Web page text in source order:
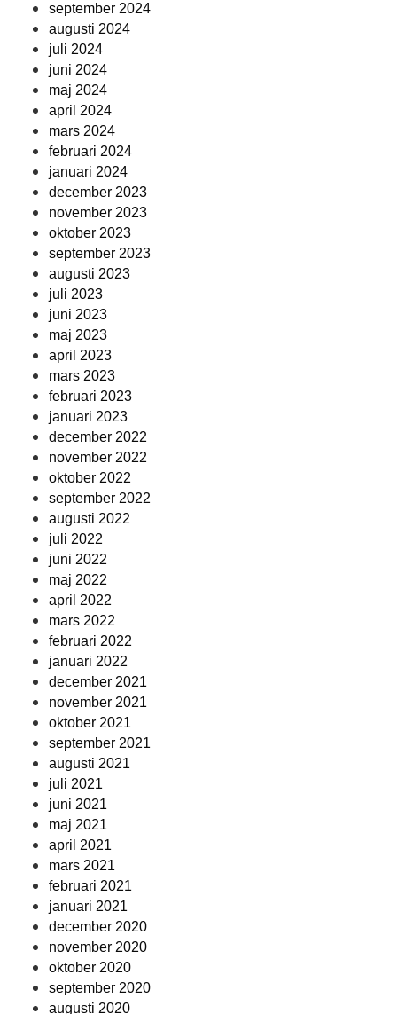
september 2024
augusti 2024
juli 2024
juni 2024
maj 2024
april 2024
mars 2024
februari 2024
januari 2024
december 2023
november 2023
oktober 2023
september 2023
augusti 2023
juli 2023
juni 2023
maj 2023
april 2023
mars 2023
februari 2023
januari 2023
december 2022
november 2022
oktober 2022
september 2022
augusti 2022
juli 2022
juni 2022
maj 2022
april 2022
mars 2022
februari 2022
januari 2022
december 2021
november 2021
oktober 2021
september 2021
augusti 2021
juli 2021
juni 2021
maj 2021
april 2021
mars 2021
februari 2021
januari 2021
december 2020
november 2020
oktober 2020
september 2020
augusti 2020